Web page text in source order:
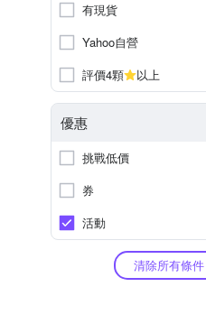
有現貨
Yahoo自營
評價4顆
以上
優惠
挑戰低價
券
活動
清除所有條件